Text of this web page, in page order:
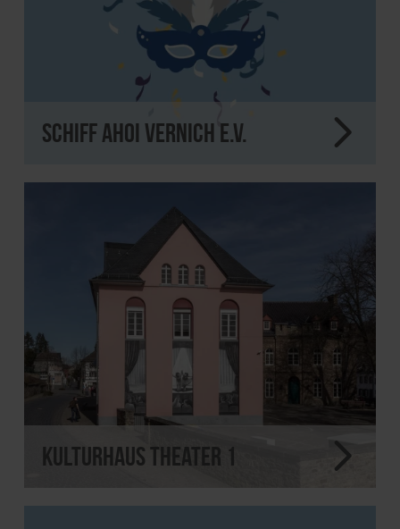
Schiff Ahoi Vernich e.V.
Kulturhaus theater 1